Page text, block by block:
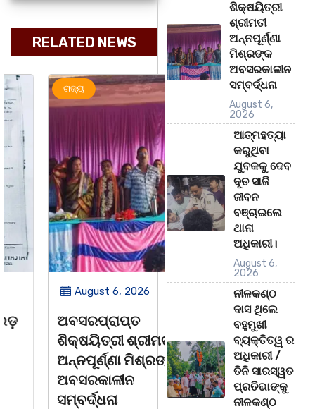
RELATED NEWS
August 6, 2026
ଅବସରପ୍ରାପ୍ତ
ଶିକ୍ଷୟିତ୍ରୀ ଶ୍ରୀମତୀ
ଅନ୍ନପୂର୍ଣ୍ଣା ମିଶ୍ରଙ୍କ
ଅବସରକାଳୀନ
ସମ୍ବର୍ଦ୍ଧନା
ରାଜ୍ୟ
August 6, 2026
ପୁନର୍ବାର ତ୍ରୁଟି ପିଲାଙ୍କୁ
ମୂର୍ଖ କରିବାକୁ
ଷଡଯନ୍ତ୍ର ! ଭୁଲ ବହି
ପ୍ରତ୍ୟାହାର ନହେଲେ
ଆସନ୍ତା 17 ତାରିଖରୁ
ଶିକ୍ଷୟିତ୍ରୀ
ଶ୍ରୀମତୀ
ଅନ୍ନପୂର୍ଣ୍ଣା
ମିଶ୍ରଙ୍କ
ଅବସରକାଳୀନ
ସମ୍ବର୍ଦ୍ଧନା
August 6,
2026
ଆତ୍ମହତ୍ୟା
କରୁଥିବା
ଯୁବକକୁ ଦେବ
ଦୂତ ସାଜି
ଜୀବନ
ବଞ୍ଚାଇଲେ
ଥାନା
ଅଧିକାରୀ।
August 6,
2026
ନୀଳକଣ୍ଠ
ଦାସ ଥିଲେ
ବହୁମୁଖୀ
ବ୍ୟକ୍ତିତ୍ୱ ର
ଅଧିକାରୀ /
ତିନି ସାରସ୍ୱତ
ପ୍ରତିଭାଙ୍କୁ
ନୀଳକଣ୍ଠ